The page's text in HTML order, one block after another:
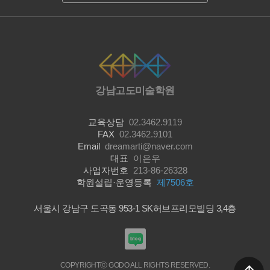
강남고도미술학원
교육상담 02.3462.9119
FAX 02.3462.9101
Email dreamarti@naver.com
대표
이은우
사업자번호
213-86-26328
학원설립·운영등록 제7506호
서울시 강남구 도곡동 953-1 SK허브프리모빌딩 3,4층
COPYRIGHTⓒ GODO ALL RIGHTS RESERVED.